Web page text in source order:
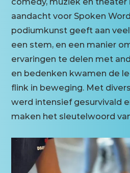
aandacht voor Spoken
podiumkunst geeft aan
een stem, en een manier
ervaringen te delen met
en bedenken kwamen de
flink in beweging. Met
werd intensief gesurvivald
maken het sleutelwoord